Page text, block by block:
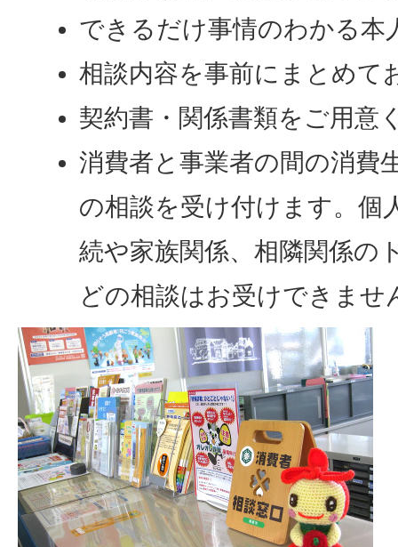
できるだけ事情のわかる本
相談内容を事前にまとめて
契約書・関係書類をご用意
消費者と事業者の間の消費
の相談を受け付けます。個
続や家族関係、相隣関係の
どの相談はお受けできませ